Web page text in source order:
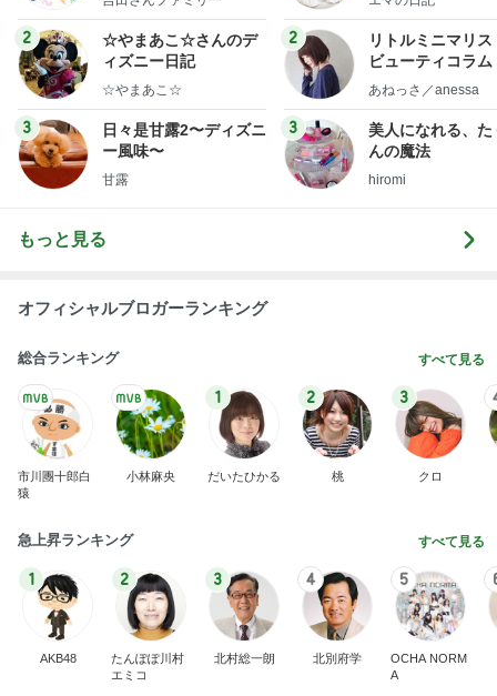
ログ
2
☆やまあこ☆さんのデ
ィズニー日記
☆やまあこ☆
3
日々是甘露2〜ディズニ
ー風味〜
甘露
2
リトルミニマリス
ビューティコラ
little
あねっさ／anessa
3
美人になれる、た
んの魔法
hiromi
もっと見る
オフィシャルブロガーランキング
総合ランキング すべて見る
市川團十郎白
猿
小林麻央
1
だいたひかる
2
桃
3
クロ
急上昇ランキング すべて見る
1
AKB48
2
たんぽぽ川村
エミコ
3
北村総一朗
4
北別府学
5
OCHA NORM
A